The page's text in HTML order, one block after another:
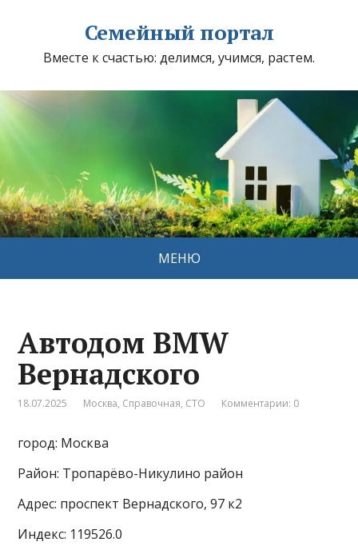
Семейный портал
Вместе к счастью: делимся, учимся, растем.
МЕНЮ
Автодом BMW
Вернадского
18.07.2025 Москва, Справочная, СТО Комментарии: 0
город: Москва
Район: Тропарёво-Никулино район
Адрес: проспект Вернадского, 97 к2
Индекс: 119526.0